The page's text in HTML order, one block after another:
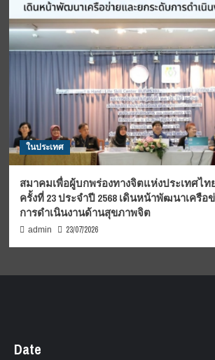
ในประเทศ
สมาคมเพื่อผู้บกพร่องทางจิตแห่งประเทศไ
ครั้งที่ 23 ประจำปี 2568 เดินหน้าพัฒนาเครื
การดำเนินงานด้านสุขภาพจิต
admin 23/07/2026
Date